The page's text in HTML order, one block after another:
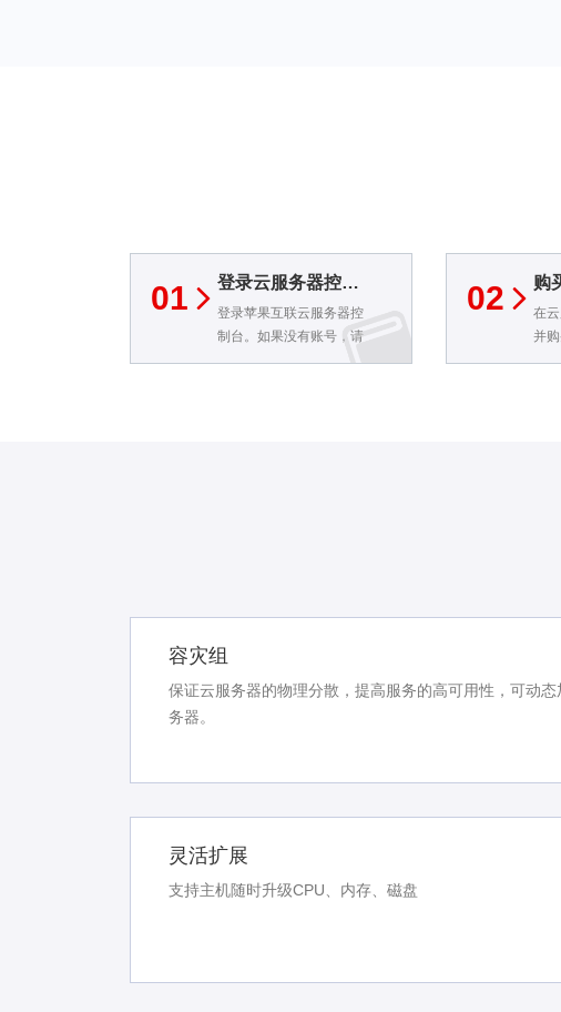
登录云服务器控制台
登录苹果互联云服务器控
制台。如果没有账号，请
参考“注册认证”。
01 购
在
并购
02
容灾组
保证云服务器的物理分散，提高服务的高可用性，可动态
务器。
灵活扩展
支持主机随时升级CPU、内存、磁盘